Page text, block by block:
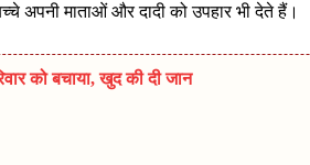
अपनी माताओं और दादी को उपहार भी देते हैं।
को बचाया, खुद की दी जान